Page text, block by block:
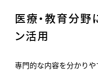
医療・教育分野
ン活用
専門的な内容を分かりや